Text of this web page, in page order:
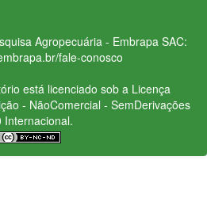
Agropecuária - Embrapa SAC:
fale-conosco
está licenciado sob a Licença
- NãoComercial - SemDerivações
Internacional.